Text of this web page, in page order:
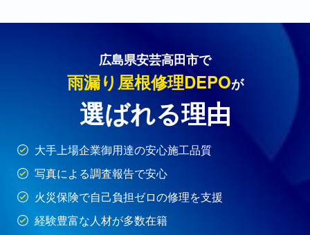
広島県安芸高田市で
雨漏り屋根修理DEPOが
選ばれる理由
大手上場企業御用達の安心施工品質
写真による調査報告で安心
火災保険で自己負担ゼロの修理を支援
経験豊富な人材が多数在籍